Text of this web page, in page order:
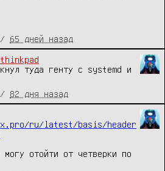
/ 65 дней назад
thinkpad
туда генту с systemd и
/ 82 дня назад
ru/latest/basis/header
отойти от четверки по